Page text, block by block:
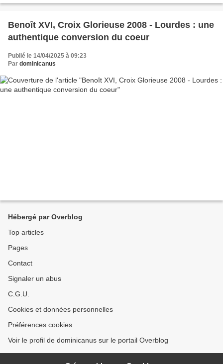
Benoît XVI, Croix Glorieuse 2008 - Lourdes : une
authentique conversion du coeur
Publié le 14/04/2025 à 09:23
Par dominicanus
Hébergé par Overblog
Top articles
Pages
Contact
Signaler un abus
C.G.U.
Cookies et données personnelles
Préférences cookies
Voir le profil de dominicanus sur le portail Overblog